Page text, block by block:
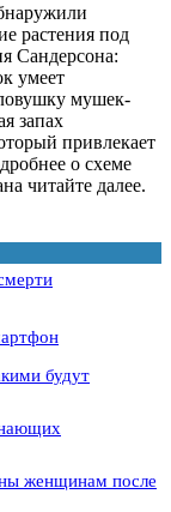
растения под
Сандерсона:
умеет
мушек-
запах
привлекает
о схеме
читайте далее.
будут
женщинам после